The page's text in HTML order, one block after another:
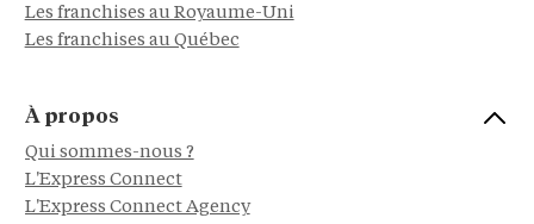
Les franchises au Royaume-Uni
Les franchises au Québec
À propos
Qui sommes-nous ?
L'Express Connect
L'Express Connect Agency